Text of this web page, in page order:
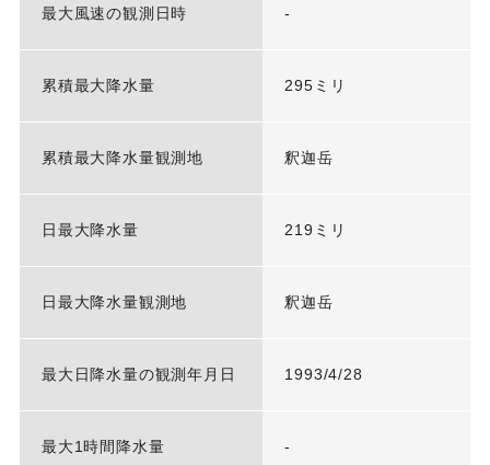
最大風速の観測日時 -
累積最大降水量 295ミリ
累積最大降水量観測地 釈迦岳
日最大降水量 219ミリ
日最大降水量観測地 釈迦岳
最大日降水量の観測年月日 1993/4/28
最大1時間降水量 -